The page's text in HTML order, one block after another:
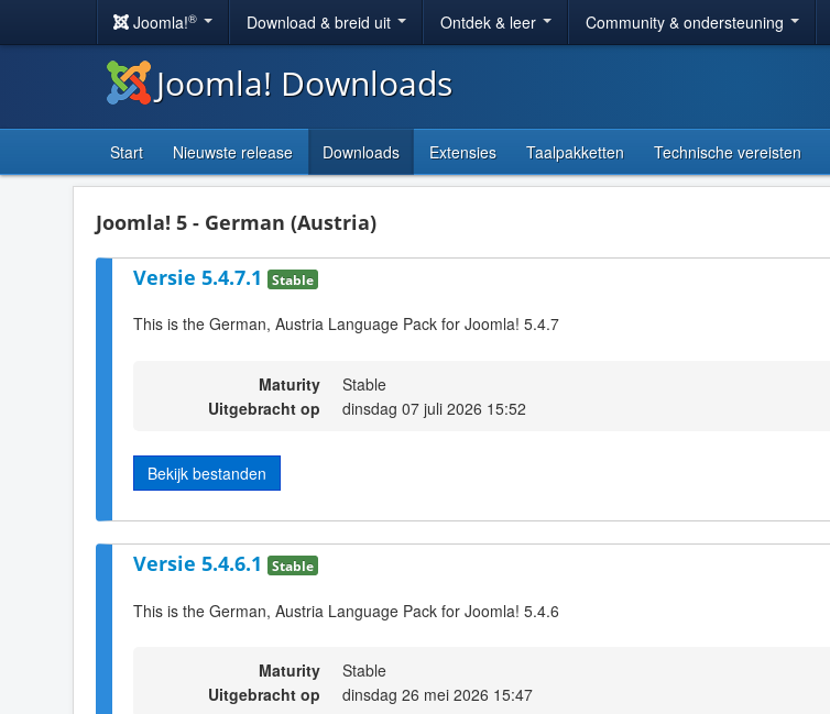
Joomla!® Download & breid uit Ontdek & leer Community & ondersteuning
Joomla! Downloads
Start Nieuwste release Downloads Extensies Taalpakketten Technische vereisten
Joomla! 5 - German (Austria)
Versie 5.4.7.1 Stable
This is the German, Austria Language Pack for Joomla! 5.4.7
Maturity
Stable
Uitgebracht op
dinsdag 07 juli 2026 15:52
Bekijk bestanden
Versie 5.4.6.1 Stable
This is the German, Austria Language Pack for Joomla! 5.4.6
Maturity
Stable
Uitgebracht op
dinsdag 26 mei 2026 15:47